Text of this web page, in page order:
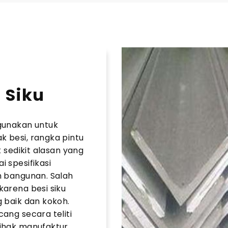
untuk
besi, rangka pintu
alasan yang
spesifikasi
Salah
besi siku
dan kokoh.
secara teliti